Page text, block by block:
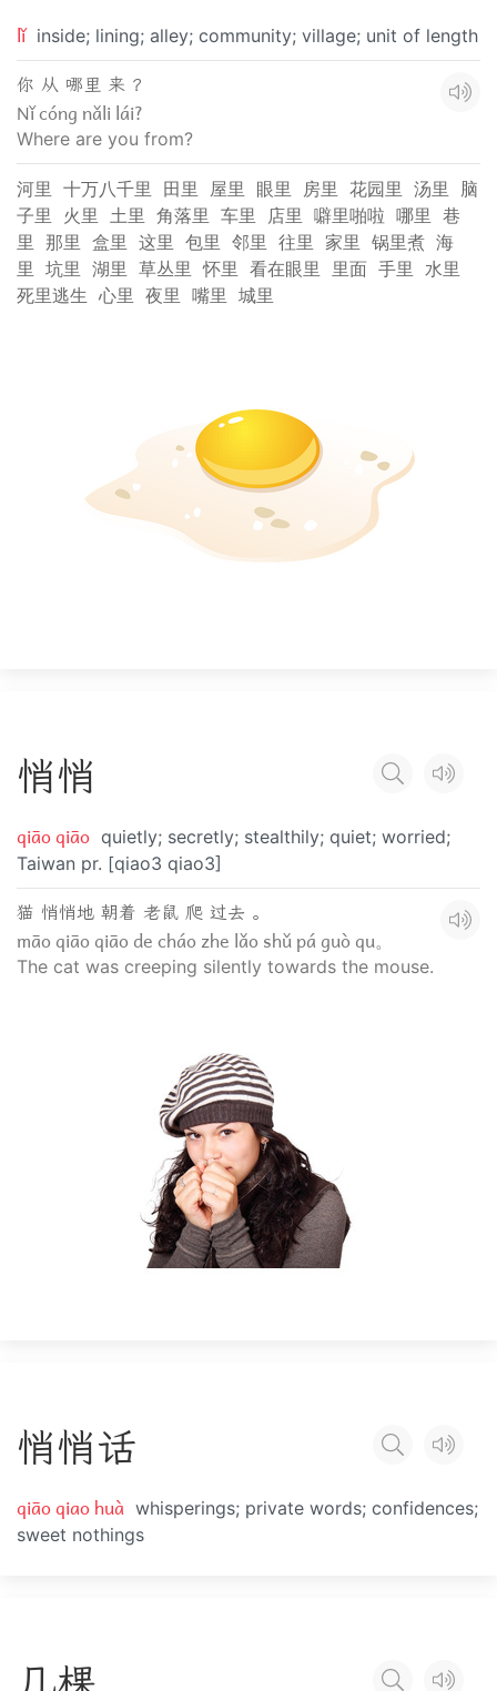
lǐ inside; lining; alley; community; village; unit of length
你 从 哪里 来 ？
Nǐ cóng nǎli lái?
Where are you from?
河里 十万八千里 田里 屋里 眼里 房里 花园里 汤里
脑
子里
火里 土里 角落里 车里 店里 噼里啪啦 哪里 巷
里
那里 盒里 这里 包里 邻里 往里 家里 锅里煮 海
里 坑里 湖里 草丛里 怀里 看在眼里 里面 手里 水里
死里逃生 心里 夜里 嘴里 城里
悄悄
qiāo qiāo quietly; secretly; stealthily; quiet; worried;
Taiwan pr. [qiao3 qiao3]
猫 悄悄地 朝着 老鼠 爬 过去 。
māo qiāo qiāo de cháo zhe lǎo shǔ pá guò qu。
The cat was creeping silently towards the mouse.
悄悄话
qiāo qiao huà whisperings; private words; confidences;
sweet nothings